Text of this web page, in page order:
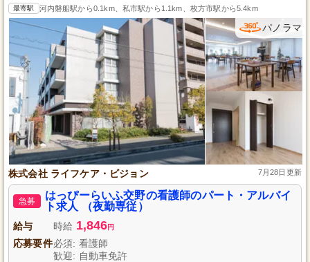
最寄駅 河内磐船駅から0.1km、私市駅から1.1km、枚方市駅から5.4km
パノラマ
株式会社 ライフケア・ビジョン 7月28日更新
急募
はっぴーらいふ交野の看護師のパート・アルバイ
ト求人 （夜勤専従）
給与 時給 1,846円
応募要件必須: 看護師
歓迎: 自動車免許